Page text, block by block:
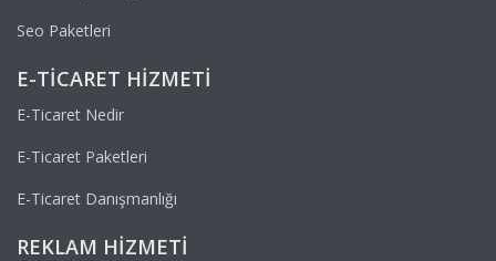
Seo Paketleri
E-TICARET HIZMETI
E-Ticaret Nedir
E-Ticaret Paketleri
E-Ticaret Danışmanlığı
REKLAM HIZMETI